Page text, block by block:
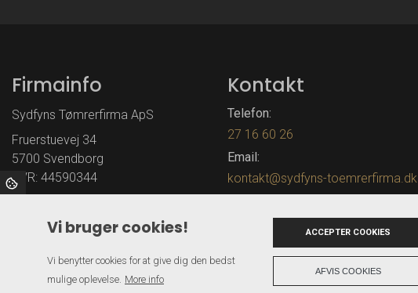
Firmainfo
Sydfyns Tømrerfirma ApS
Fruerstuevej 34
5700 Svendborg
CVR: 44590344
Kontakt
Telefon:
27 16 60 26
Email:
kontakt@sydfyns-toemrerfirma.dk
Vi bruger cookies!
Vi benytter cookies for at give dig den bedst
mulige oplevelse. More info
ACCEPTER COOKIES
AFVIS COOKIES